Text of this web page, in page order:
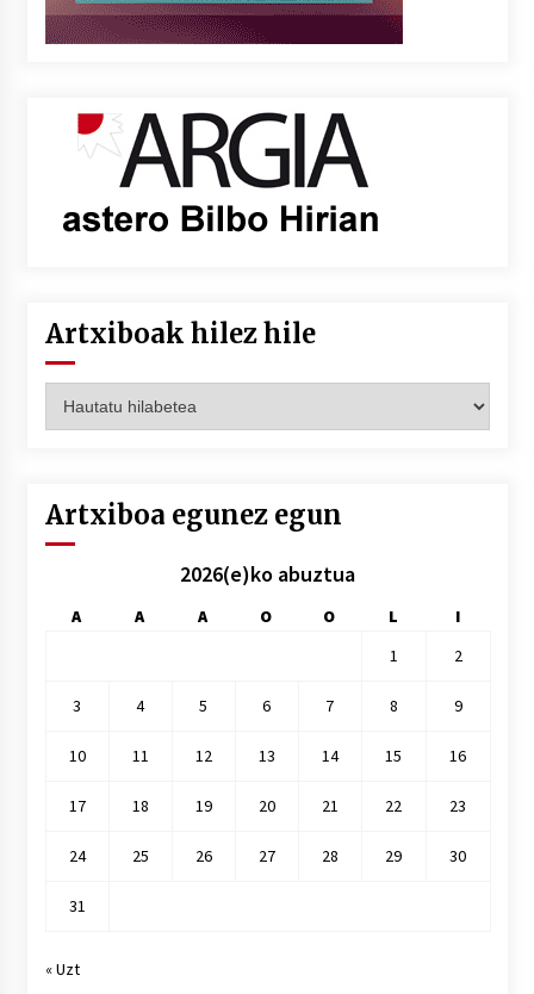
Artxiboak hilez hile
hilez
Artxiboa egunez egun
2026(e)ko abuztua
A A A O O L
I
1
2
3 4 5 6 7 8 9
10 11 12 13 14 15 16
17 18 19 20 21 22 23
24 25 26 27 28 29 30
31
« Uzt